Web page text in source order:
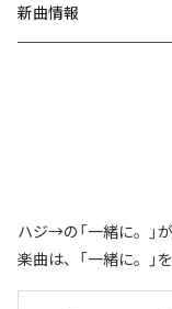
新曲情報
ハジ→の「一緒に。」
楽曲は、「一緒に。」